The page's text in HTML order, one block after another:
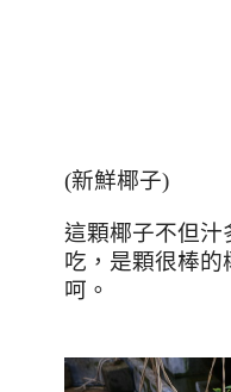
(新鮮椰子)
這顆椰子不但汁
吃，是顆很棒的
呵。